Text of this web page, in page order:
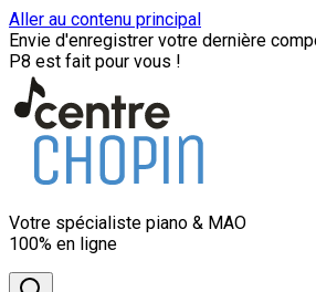
Aller au contenu principal
Envie d'enregistrer votre dernière
P8 est fait pour vous !
Votre spécialiste piano & MAO
100% en ligne